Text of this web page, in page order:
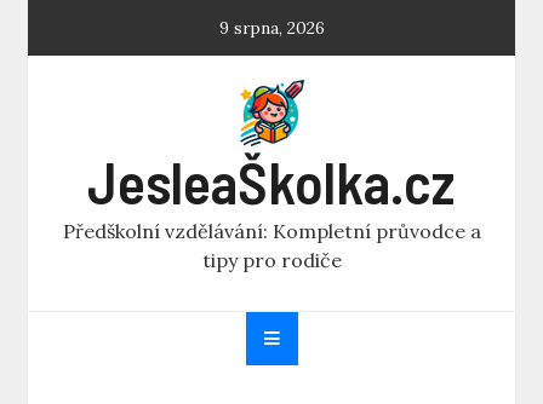
9 srpna, 2026
JesleaŠkolka.cz
Předškolní vzdělávání: Kompletní průvodce a
tipy pro rodiče